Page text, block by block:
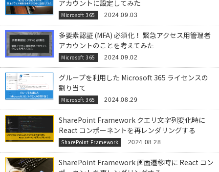
アカウントに設定してみた
Microsoft 365 2024.09.03
多要素認証 (MFA) 必須化！ 緊急アクセス用管理者
アカウントのことを考えてみた
Microsoft 365 2024.09.02
グループを利用した Microsoft 365 ライセンスの
割り当て
Microsoft 365 2024.08.29
SharePoint Framework クエリ文字列変化時に
React コンポーネントを再レンダリングする
SharePoint Framework 2024.08.28
SharePoint Framework 画面遷移時に React コン